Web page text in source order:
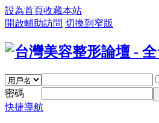
設為首頁收藏本站
開啟輔助訪問 切換到窄版
密碼
快捷導航